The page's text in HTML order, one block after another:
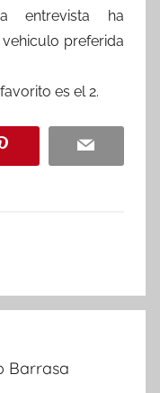
entrevista ha
preferida
es el 2.
Barrasa